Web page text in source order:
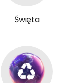
Święta